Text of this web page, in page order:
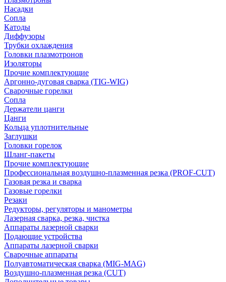
Насадки
Сопла
Катоды
Диффузоры
Трубки охлаждения
Головки плазмотронов
Изоляторы
Прочие комплектующие
Аргонно-дуговая сварка (TIG-WIG)
Сварочные горелки
Сопла
Держатели цанги
Цанги
Кольца уплотнительные
Заглушки
Головки горелок
Шланг-пакеты
Прочие комплектующие
Профессиональная воздушно-плазменная резка (PROF-CUT)
Газовая резка и сварка
Газовые горелки
Резаки
Редукторы, регуляторы и манометры
Лазерная сварка, резка, чистка
Аппараты лазерной сварки
Подающие устройства
Аппараты лазерной сварки
Сварочные аппараты
Полуавтоматическая сварка (MIG-MAG)
Воздушно-плазменная резка (CUT)